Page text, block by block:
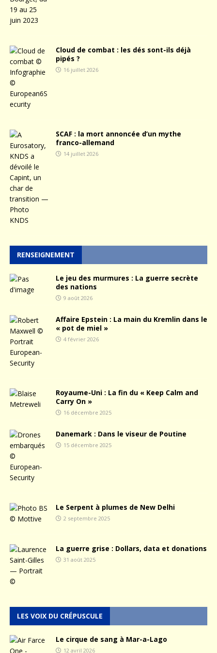
Cloud de combat : les dés sont-ils déjà
pipés ?
16 juillet 2026
SCAF : la mort annoncée d’un mythe
franco-allemand
14 juillet 2026
RENSEIGNEMENT
Le jeu des murmures : La guerre secrète
des nations
9 août 2026
Affaire Epstein : La main du Kremlin dans le
« pot de miel »
4 février 2026
Royaume-Uni : La fin du « Keep Calm and
Carry On »
16 décembre 2025
Danemark : Dans le viseur de Poutine
15 décembre 2025
Le Serpent à plumes de New Delhi
2 septembre 2025
La guerre grise : Dollars, data et donations
31 août 2025
LES VOIX DU CRÉPUSCULE
Le cirque de sang à Mar-a-Lago
12 avril 2026